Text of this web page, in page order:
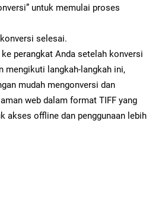
untuk memulai proses
selesai.
ke perangkat Anda setelah konversi
mengikuti langkah-langkah ini,
mudah mengonversi dan
web dalam format TIFF yang
akses offline dan penggunaan lebih